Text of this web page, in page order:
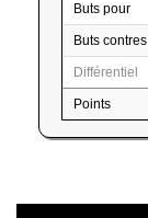
Buts pour
Buts contres
Différentiel
Points